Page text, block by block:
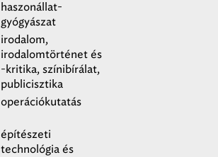
haszonállat-
gyógyászat
irodalom,
irodalomtörténet és
-kritika, színibírálat,
publicisztika
operációkutatás
építészeti
technológia és